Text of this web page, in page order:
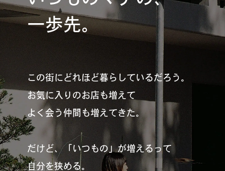
一歩先。
この街にどれほど暮らしているだろう。
お気に入りのお店も増えて
よく会う仲間も増えてきた。
だけど、「いつもの」が増えるって
自分を狭める。